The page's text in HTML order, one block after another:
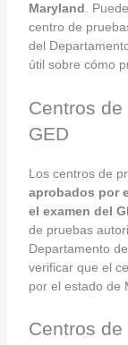
Maryland.
centro de
del
útil sobre cómo
Centros
GED
Los centros de
aprobados por
el examen del
de pruebas
Departamento
verificar que el
por el estado de
Centros